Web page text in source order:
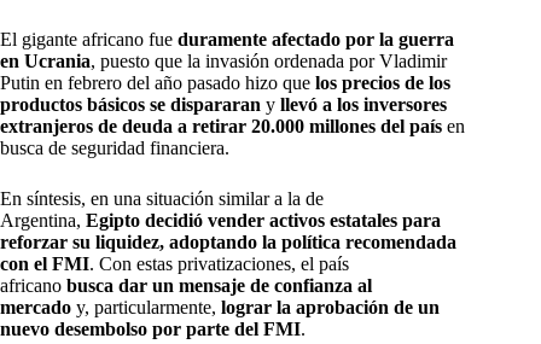
El gigante africano fue duramente afectado por la guerra
en Ucrania, puesto que la invasión ordenada por Vladimir
Putin en febrero del año pasado hizo que los precios de los
productos básicos se dispararan y llevó a los inversores
extranjeros de deuda a retirar 20.000 millones del país en
busca de seguridad financiera.
En síntesis, en una situación similar a la de
Argentina, Egipto decidió vender activos estatales para
reforzar su liquidez, adoptando la política recomendada
con el FMI. Con estas privatizaciones, el país
africano busca dar un mensaje de confianza al
mercado y, particularmente, lograr la aprobación de un
nuevo desembolso por parte del FMI.